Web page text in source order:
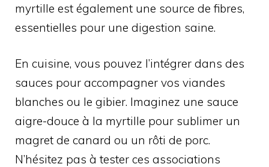
myrtille est également une source de fibres,
essentielles pour une digestion saine.
En cuisine, vous pouvez l’intégrer dans des
sauces pour accompagner vos viandes
blanches ou le gibier. Imaginez une sauce
aigre-douce à la myrtille pour sublimer un
magret de canard ou un rôti de porc.
N’hésitez pas à tester ces associations